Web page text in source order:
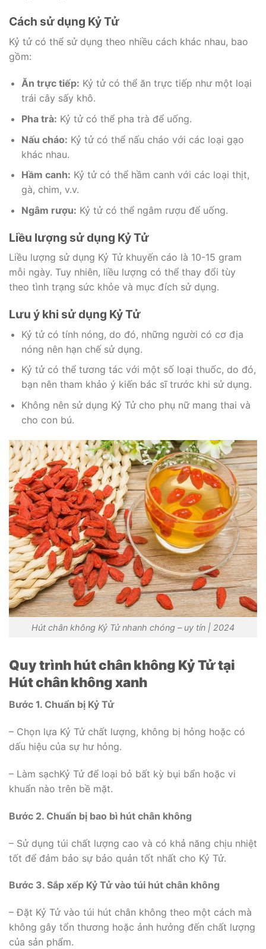
Cách sử dụng Kỷ Tử
Kỷ tử có thể sử dụng theo nhiều cách khác nhau, bao
gồm:
Ăn trực tiếp: Kỷ tử có thể ăn trực tiếp như một loại
trái cây sấy khô.
Pha trà: Kỷ tử có thể pha trà để uống.
Nấu cháo: Kỷ tử có thể nấu cháo với các loại gạo
khác nhau.
Hầm canh: Kỷ tử có thể hầm canh với các loại thịt,
gà, chim, v.v.
Ngâm rượu: Kỷ tử có thể ngâm rượu để uống.
Liều lượng sử dụng Kỷ Tử
Liều lượng sử dụng Kỷ Tử khuyến cáo là 10-15 gram
mỗi ngày. Tuy nhiên, liều lượng có thể thay đổi tùy
theo tình trạng sức khỏe và mục đích sử dụng.
Lưu ý khi sử dụng Kỷ Tử
Kỷ tử có tính nóng, do đó, những người có cơ địa
nóng nên hạn chế sử dụng.
Kỷ tử có thể tương tác với một số loại thuốc, do đó,
bạn nên tham khảo ý kiến bác sĩ trước khi sử dụng.
Không nên sử dụng Kỷ Tử cho phụ nữ mang thai và
cho con bú.
Hút chân không Kỷ Tử nhanh chóng – uy tín | 2024
Quy trình hút chân không Kỷ Tử tại
Hút chân không xanh
Bước 1. Chuẩn bị Kỷ Tử
– Chọn lựa Kỷ Tử chất lượng, không bị hỏng hoặc có
dấu hiệu của sự hư hỏng.
– Làm sạchKỷ Tử để loại bỏ bất kỳ bụi bẩn hoặc vi
khuẩn nào trên bề mặt.
Bước 2. Chuẩn bị bao bì hút chân không
– Sử dụng túi chất lượng cao và có khả năng chịu nhiệt
tốt để đảm bảo sự bảo quản tốt nhất cho Kỷ Tử.
Bước 3. Sắp xếp Kỷ Tử vào túi hút chân không
– Đặt Kỷ Tử vào túi hút chân không theo một cách mà
không gây tổn thương hoặc ảnh hưởng đến chất lượng
của sản phẩm.